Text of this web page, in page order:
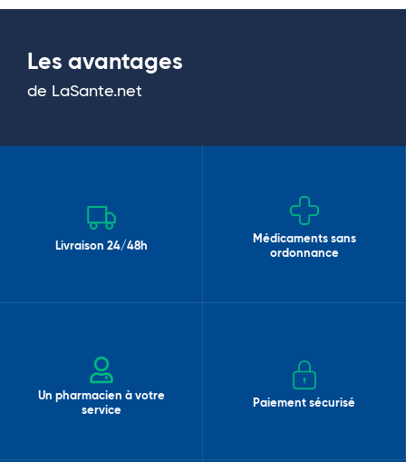
Les avantages
de LaSante.net
Livraison 24/48h
Médicaments sans
ordonnance
Un pharmacien à votre
service
Paiement sécurisé